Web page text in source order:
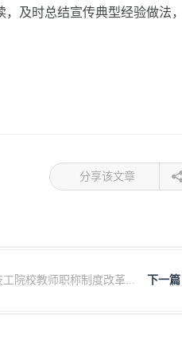
及时总结宣传典型经验做法
分享该文章
下一篇
院校教师职称制度改革...